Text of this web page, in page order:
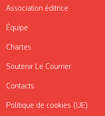
Association éditrice
Équipe
Chartes
Soutenir Le Courrier
Contacts
Politique de cookies (UE)